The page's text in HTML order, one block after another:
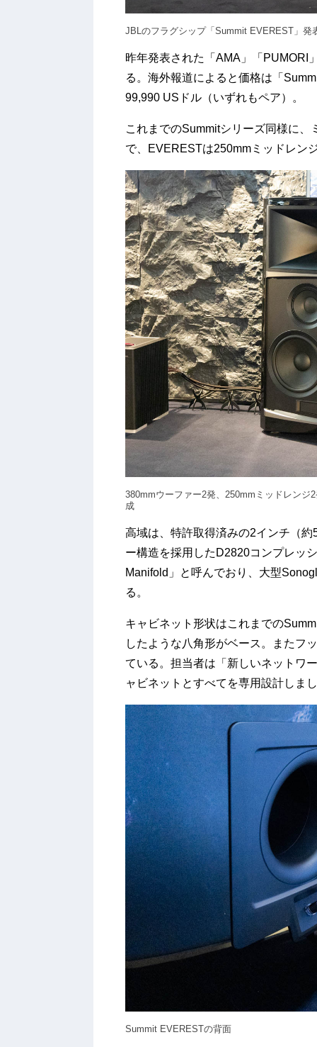
JBLのフラグシップ「Summit EVEREST」発
昨年発表された「AMA」「PUMORI
る。海外報道によると価格は「
99,990 USドル（いずれもペア）。
これまでのSummitシリーズ同様に
で、EVERESTは250mmミッドレン
380mmウーファー2発、250mmミッドレンジ
成
高域は、特許取得済みの2インチ（
ー構造を採用したD2820コンプレッ
Manifold」と呼んでおり、大型
る。
キャビネット形状はこれまでの
したような八角形がベース。またフ
ている。担当者は「新しいネットワ
ャビネットとすべてを専用設計しま
Summit EVERESTの背面